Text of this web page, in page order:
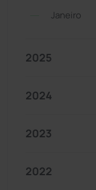
Janeiro
2025
2024
2023
2022